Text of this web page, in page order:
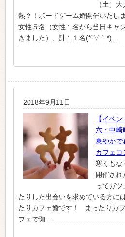
（土）
熱？！ボードゲーム婚開催いたし
女性５名（女性１名から当日キャ
きました）、計１１名(*´▽｀*) …
2018年9月11日
【イベ
六・中崎
爽やかで
カフェコ
寒くもな
開催さ
ってガツ
たりした出会いを求めている方に
たりカフェ婚です！ まったりカ
フェで珈 …